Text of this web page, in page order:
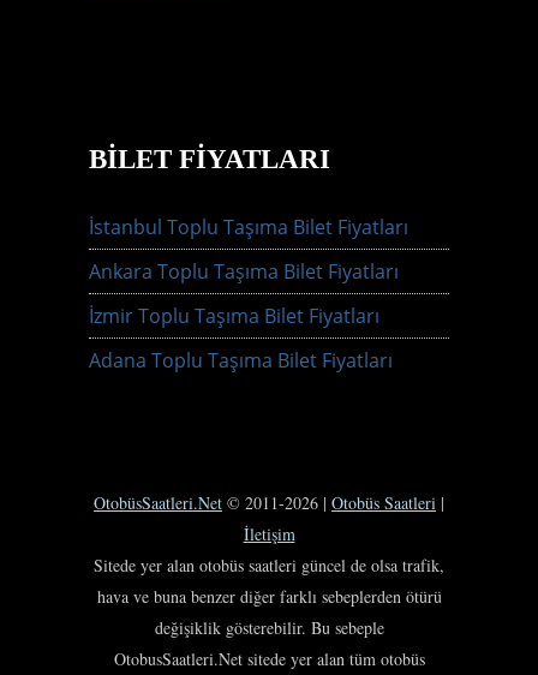
BILET FIYATLARI
İstanbul Toplu Taşıma Bilet Fiyatları
Ankara Toplu Taşıma Bilet Fiyatları
İzmir Toplu Taşıma Bilet Fiyatları
Adana Toplu Taşıma Bilet Fiyatları
OtobüsSaatleri.Net © 2011-2026 | Otobüs Saatleri |
İletişim
Sitede yer alan otobüs saatleri güncel de olsa trafik,
hava ve buna benzer diğer farklı sebeplerden ötürü
değişiklik gösterebilir. Bu sebeple
OtobusSaatleri.Net sitede yer alan tüm otobüs